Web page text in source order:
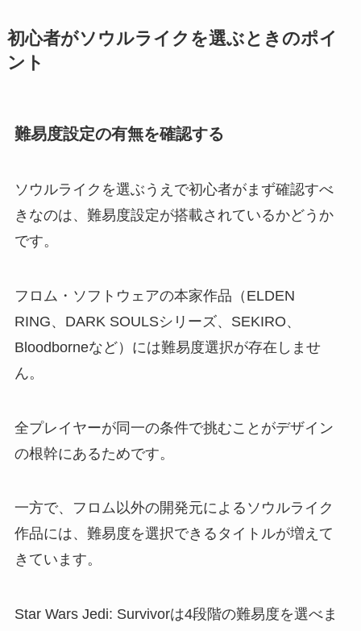
初心者がソウルライクを選ぶときのポイ
ント
難易度設定の有無を確認する
ソウルライクを選ぶうえで初心者がまず確認すべ
きなのは、難易度設定が搭載されているかどうか
です。
フロム・ソフトウェアの本家作品（ELDEN
RING、DARK SOULSシリーズ、SEKIRO、
Bloodborneなど）には難易度選択が存在しませ
ん。
全プレイヤーが同一の条件で挑むことがデザイン
の根幹にあるためです。
一方で、フロム以外の開発元によるソウルライク
作品には、難易度を選択できるタイトルが増えて
きています。
Star Wars Jedi: Survivorは4段階の難易度を選べま